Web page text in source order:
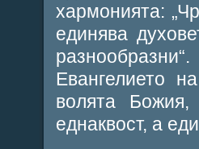
хармонията:
единява
Евангелието
волята
еднаквост, а